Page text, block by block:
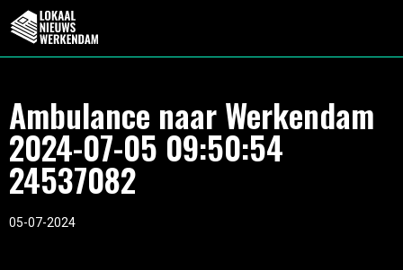
Ambulance naar Werkendam
2024-07-05 09:50:54
24537082
05-07-2024